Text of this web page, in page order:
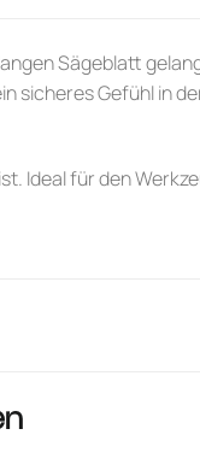
Sägeblatt
sicheres Gefühl in
Ideal für den